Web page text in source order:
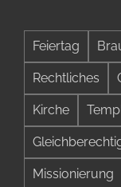
Feiertag
Rechtliches
Kirche
Missionierung